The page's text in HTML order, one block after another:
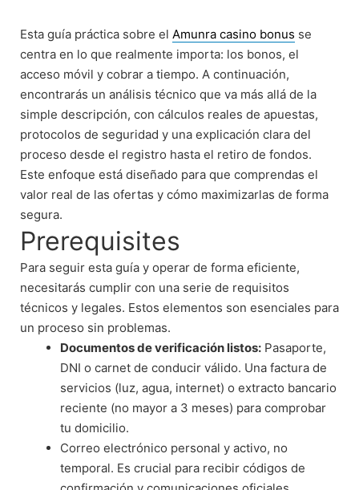
content
Esta guía práctica sobre el Amunra casino bonus se
centra en lo que realmente importa: los bonos, el
acceso móvil y cobrar a tiempo. A continuación,
encontrarás un análisis técnico que va más allá de la
simple descripción, con cálculos reales de apuestas,
protocolos de seguridad y una explicación clara del
proceso desde el registro hasta el retiro de fondos.
Este enfoque está diseñado para que comprendas el
valor real de las ofertas y cómo maximizarlas de forma
segura.
Prerequisites
Para seguir esta guía y operar de forma eficiente,
necesitarás cumplir con una serie de requisitos
técnicos y legales. Estos elementos son esenciales para
un proceso sin problemas.
Documentos de verificación listos: Pasaporte,
DNI o carnet de conducir válido. Una factura de
servicios (luz, agua, internet) o extracto bancario
reciente (no mayor a 3 meses) para comprobar
tu domicilio.
Correo electrónico personal y activo, no
temporal. Es crucial para recibir códigos de